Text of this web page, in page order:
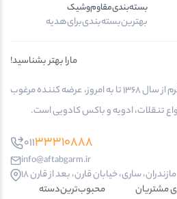
بسته‌بندی‌مقاوم‌وشیک
بهترین‌بسته‌بندی‌برای‌هدیه
مارا بهتر بشناسید!
فروشگاه آجیل و خشکبار آفتاب گرم از سال 1368 تا به امروز، عرضه کننده مرغوب
تنقلات، ادویه و باکس کادویی است.
01133310888
info@aftabgarm.ir
مازندران، ساری، خیابان قارن، بعد از قارن 18
مشتریان
محبوب‌ترین‌دسته‌